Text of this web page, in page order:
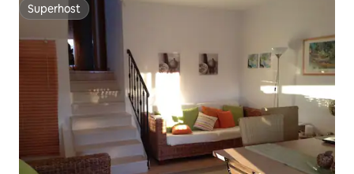
Superhost
Superhost